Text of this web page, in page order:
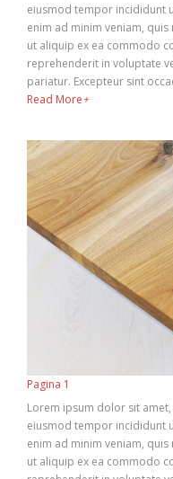
eiusmod tempor incididunt
enim ad minim veniam,
ut aliquip ex ea commodo
reprehenderit in voluptate
pariatur. Excepteur sint
Read More+
Pagina 1
Lorem ipsum dolor sit
eiusmod tempor incididunt
enim ad minim veniam,
ut aliquip ex ea commodo